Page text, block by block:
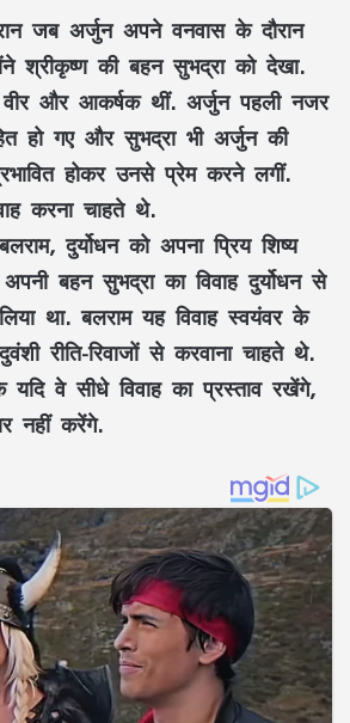
जब अर्जुन अपने वनवास के दौरान
श्रीकृष्ण की बहन सुभद्रा को देखा.
और आकर्षक थीं. अर्जुन पहली नजर
हो गए और सुभद्रा भी अर्जुन की
होकर उनसे प्रेम करने लगीं.
करना चाहते थे.
दुर्योधन को अपना प्रिय शिष्य
बहन सुभद्रा का विवाह दुर्योधन से
था. बलराम यह विवाह स्वयंवर के
रीति-रिवाजों से करवाना चाहते थे.
वे सीधे विवाह का प्रस्ताव रखेंगे,
नहीं करेंगे.